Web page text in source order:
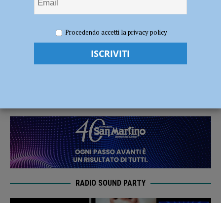
discesa dei nuovi contagi da Covid19: -23,7% negli ultimi sette giorni
Continua la discesa dei nuovi contagi da
RADIO SOUND PARTY
Procedendo accetti la privacy policy